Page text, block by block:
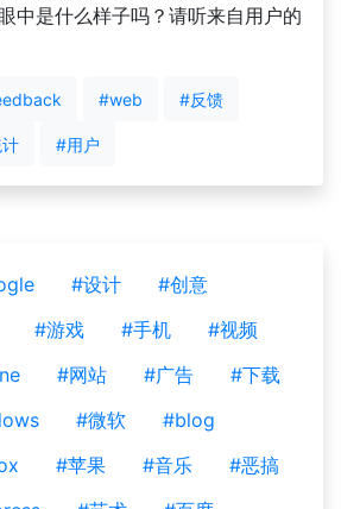
中是什么样子吗？请听来自用户的
#web #反馈
#用户
#设计
#创意
#游戏 #手机
#视频
#网站 #广告
#下载
#微软
#blog
#苹果 #音乐
#恶搞